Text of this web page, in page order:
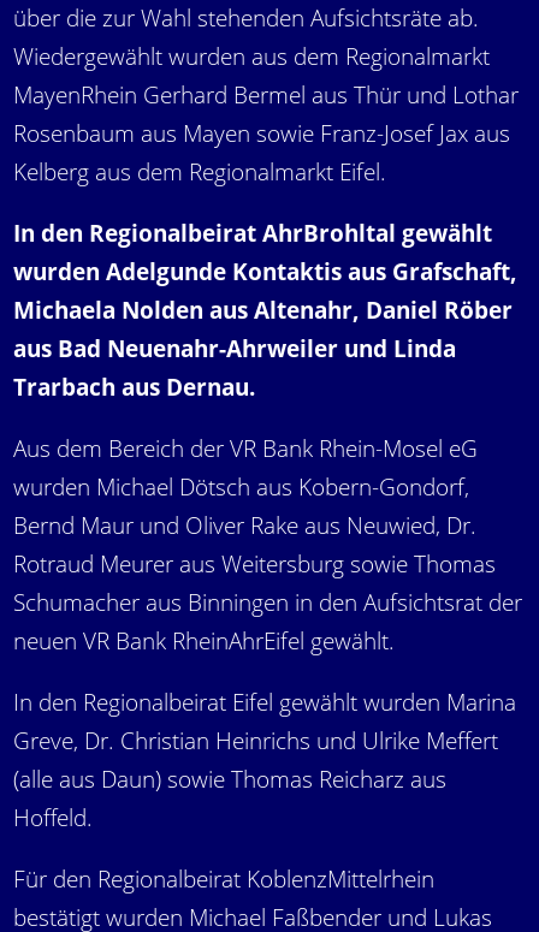
über die zur Wahl stehenden Aufsichtsräte ab.
Wiedergewählt wurden aus dem Regionalmarkt
MayenRhein Gerhard Bermel aus Thür und Lothar
Rosenbaum aus Mayen sowie Franz-Josef Jax aus
Kelberg aus dem Regionalmarkt Eifel.
In den Regionalbeirat AhrBrohltal gewählt
wurden Adelgunde Kontaktis aus Grafschaft,
Michaela Nolden aus Altenahr, Daniel Röber
aus Bad Neuenahr-Ahrweiler und Linda
Trarbach aus Dernau.
Aus dem Bereich der VR Bank Rhein-Mosel eG
wurden Michael Dötsch aus Kobern-Gondorf,
Bernd Maur und Oliver Rake aus Neuwied, Dr.
Rotraud Meurer aus Weitersburg sowie Thomas
Schumacher aus Binningen in den Aufsichtsrat der
neuen VR Bank RheinAhrEifel gewählt.
In den Regionalbeirat Eifel gewählt wurden Marina
Greve, Dr. Christian Heinrichs und Ulrike Meffert
(alle aus Daun) sowie Thomas Reicharz aus
Hoffeld.
Für den Regionalbeirat KoblenzMittelrhein
bestätigt wurden Michael Faßbender und Lukas